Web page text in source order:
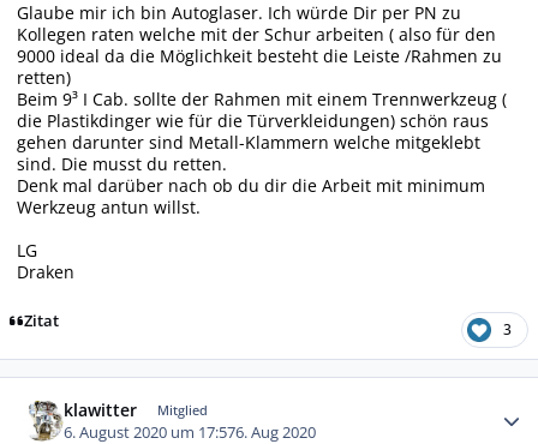
Glaube mir ich bin Autoglaser. Ich würde Dir per PN zu
Kollegen raten welche mit der Schur arbeiten ( also für den
9000 ideal da die Möglichkeit besteht die Leiste /Rahmen zu
retten)
Beim 9³ I Cab. sollte der Rahmen mit einem Trennwerkzeug (
die Plastikdinger wie für die Türverkleidungen) schön raus
gehen darunter sind Metall-Klammern welche mitgeklebt
sind. Die musst du retten.
Denk mal darüber nach ob du dir die Arbeit mit minimum
Werkzeug antun willst.
LG
Draken
Zitat 3
klawitter Mitglied
6. August 2020 um 17:576. Aug 2020